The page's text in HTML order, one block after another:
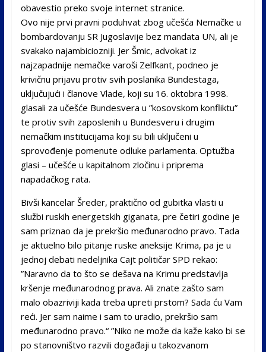
obavestio preko svoje internet stranice.
Ovo nije prvi pravni poduhvat zbog učešća Nemačke u
bombardovanju SR Jugoslavije bez mandata UN, ali je
svakako najambiciozniji. Jer Šmic, advokat iz
najzapadnije nemačke varoši Zelfkant, podneo je
krivičnu prijavu protiv svih poslanika Bundestaga,
uključujući i članove Vlade, koji su 16. oktobra 1998.
glasali za učešće Bundesvera u ”kosovskom konfliktu”
te protiv svih zaposlenih u Bundesveru i drugim
nemačkim institucijama koji su bili uključeni u
sprovođenje pomenute odluke parlamenta. Optužba
glasi – učešće u kapitalnom zločinu i priprema
napadačkog rata.
Bivši kancelar Šreder, praktično od gubitka vlasti u
službi ruskih energetskih giganata, pre četiri godine je
sam priznao da je prekršio međunarodno pravo. Tada
je aktuelno bilo pitanje ruske aneksije Krima, pa je u
jednoj debati nedeljnika Cajt političar SPD rekao:
”Naravno da to što se dešava na Krimu predstavlja
kršenje međunarodnog prava. Ali znate zašto sam
malo obazriviji kada treba upreti prstom? Sada ću Vam
reći. Jer sam naime i sam to uradio, prekršio sam
međunarodno pravo.“ ”Niko ne može da kaže kako bi se
po stanovništvo razvili događaji u takozvanom